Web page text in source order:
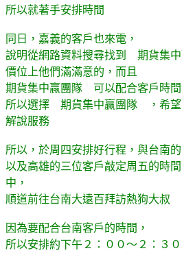
所以就著手安排時間
同日，嘉義的客戶也來電，
說明從網路資料搜尋找到 期貨集
價位上他們滿滿意的，而且
期貨集中贏團隊 可以配合客戶時間
所以選擇 期貨集中贏團隊 ，希望
解說服務
所以，於周四安排好行程，與台南的
以及高雄的三位客戶敲定周五的時
中，
順道前往台南大遠百拜訪熱狗大叔
因為要配合台南客戶的時間，
所以安排約下午２：００～２：３